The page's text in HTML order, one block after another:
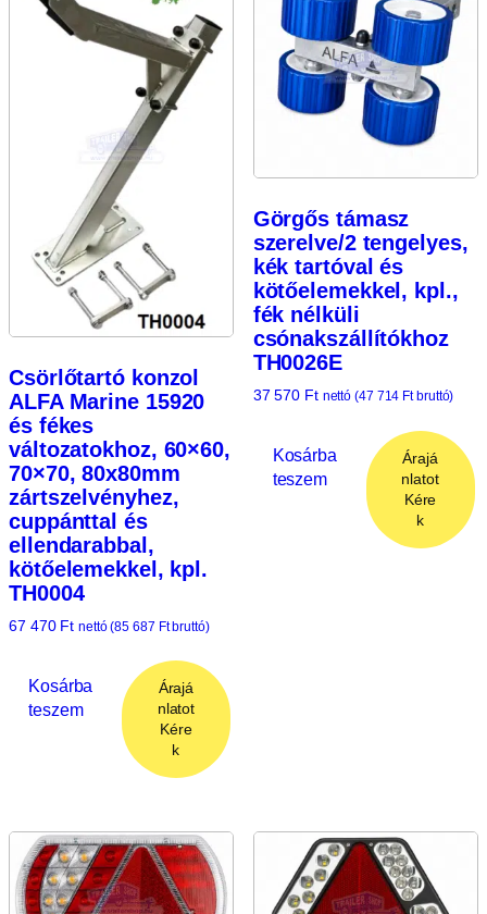
Csörlőtartó konzol
ALFA Marine 15920
és fékes
változatokhoz, 60×60,
70×70, 80x80mm
zártszelvényhez,
cuppánttal és
ellendarabbal,
kötőelemekkel, kpl.
TH0004
67 470 Ft nettó (85 687 Ftbruttó)
Kosárba
teszem
Árajá
nlatot
Kére
k
Görgős támasz
szerelve/2 tengelyes,
kék tartóval és
kötőelemekkel, kpl.,
fék nélküli
csónakszállítókhoz
TH0026E
37 570 Ft nettó (47 714 Ftbruttó)
Kosárba
teszem
Árajá
nlatot
Kére
k